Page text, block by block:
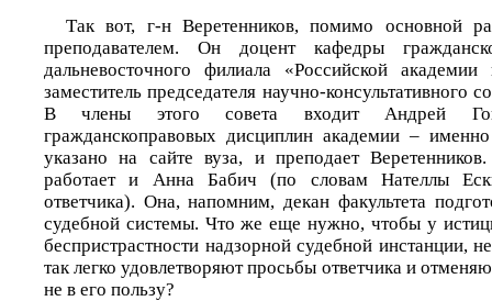
Так вот, г-­н Веретенников, помимо основной
преподавателем. Он доцент кафедры
дальневосточного филиала «Российской
заместитель председателя научно-консультативного
В члены этого совета входит Андрей
гражданскоправовых дисциплин академии –
указано на сайте вуза, и преподает
работает и Анна Бабич (по словам Нателлы
ответчика). Она, напомним, декан факультета
судебной системы. Что же еще нужно, чтобы у
беспристрастности надзорной судебной инстанции,
так легко удовлетворяют просьбы ответчика и
не в его пользу?